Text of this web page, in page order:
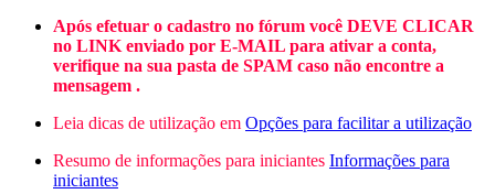
Após efetuar o cadastro no fórum você DEVE CLICAR
no LINK enviado por E-MAIL para ativar a conta,
verifique na sua pasta de SPAM caso não encontre a
mensagem .
Leia dicas de utilização em Opções para facilitar a utilização
Resumo de informações para iniciantes Informações para
iniciantes